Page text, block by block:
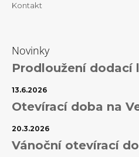
Kontakt
Novinky
Prodloužení dodací
13.6.2026
Otevírací doba na
20.3.2026
Vánoční otevírací